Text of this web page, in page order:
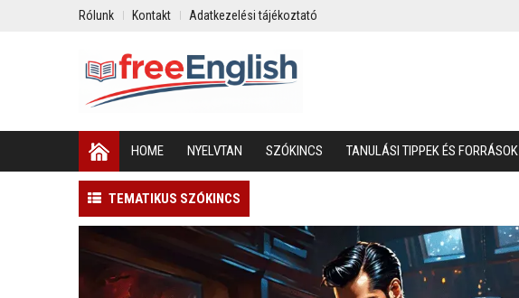
Rólunk Kontakt Adatkezelési tájékoztató
HOME NYELVTAN SZÓKINCS TANULÁSI TIPPEK ÉS FORRÁSOK
TEMATIKUS SZÓKINCS